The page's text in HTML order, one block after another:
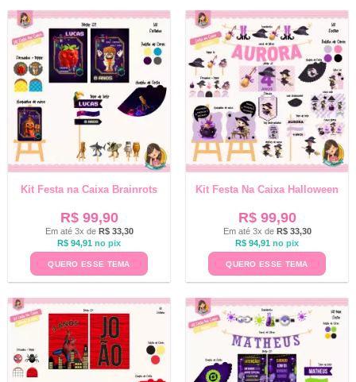
Kit Festa na Caixa Brainrots
R$99,90
Em até 3x de R$33,30
R$ 94,91 no pix
QUERO ESSE TEMA
Kit Festa Na Caixa Halloween
R$99,90
Em até 3x de R$33,30
R$ 94,91 no pix
QUERO ESSE TEMA